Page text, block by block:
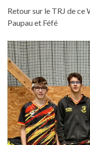
Retour sur le TRJ de ce
Paupau et Féfé